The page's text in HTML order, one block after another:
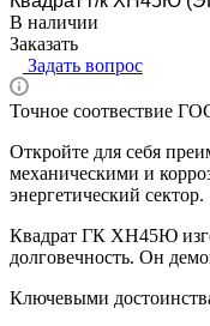
В наличии
Заказать
Задать вопрос
Точное соотвествие
Откройте для себя
механическими и
энергетический сектор.
Квадрат ГК ХН45Ю
долговечность. Он
Ключевыми